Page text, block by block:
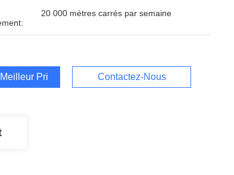
20 000 mètres carrés par semaine
Prix Contactez-Nous